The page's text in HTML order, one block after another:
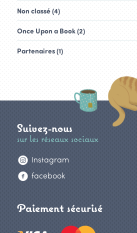
Non classé (4)
Once Upon a Book (2)
Partenaires (1)
Suivez-nous
sur les réseaux sociaux
Instagram
facebook
Paiement sécurisé